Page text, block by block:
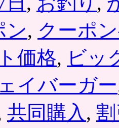
ン, クーポ
価格, ビッ
イバーガー
共同購入 ,